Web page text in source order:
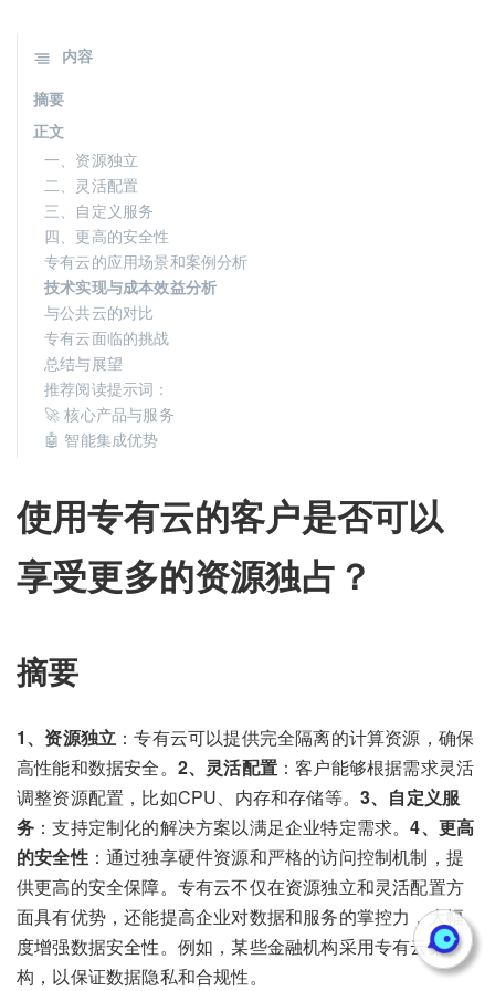
使用专有云的客户是否可以
享受更多的资源独占？
摘要
1、资源独立 ：专有云可以提供完全隔离的计算资源，确保
高性能和数据安全。 2、灵活配置 ：客户能够根据需求灵活
调整资源配置，比如CPU、内存和存储等。 3、自定义服
务 ：支持定制化的解决方案以满足企业特定需求。4、更高
的安全性：通过独享硬件资源和严格的访问控制机制，提
供更高的安全保障。专有云不仅在资源独立和灵活配置方
面具有优势，还能提高企业对数据和服务的掌控力，大幅
度增强数据安全性。例如，某些金融机构采用专有云架
构，以保证数据隐私和合规性。
内容
摘要
正文
一、资源独立
二、灵活配置
三、自定义服务
四、更高的安全性
专有云的应用场景和案例分析
技术实现与成本效益分析
与公共云的对比
专有云面临的挑战
总结与展望
推荐阅读提示词：
🚀 核心产品与服务
🤖 智能集成优势